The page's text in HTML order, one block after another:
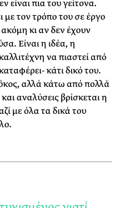
είναι πια του γείτονα.
με τον τρόπο του σε έργο
κι αν δεν έχουν
Είναι η ιδέα, η
να πιαστεί από
κάτι δικό του.
αλλά κάτω από πολλά
αναλύσεις βρίσκεται η
με όλα τα δικά του